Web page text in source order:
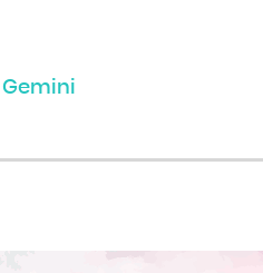
Gemini